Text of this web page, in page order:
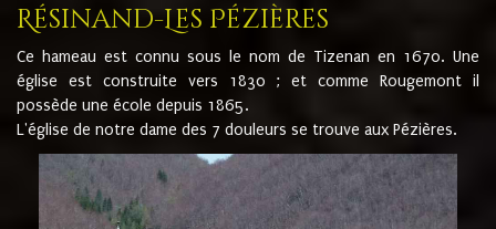
Résinand-Les Pézières
Ce hameau est connu sous le nom de Tizenan en 1670. Une
église est construite vers 1830 ; et comme Rougemont il
possède une école depuis 1865.
L'église de notre dame des 7 douleurs se trouve aux Pézières.